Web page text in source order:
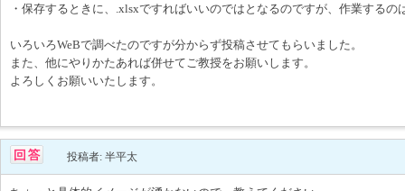
・保存するときに、.xlsxですればいいのではとなるのですが、作業する
いろいろWeBで調べたのですが分からず投稿させてもらいました。
また、他にやりかたあれば併せてご教授をお願いします。
よろしくお願いいたします。
投稿者: 半平太